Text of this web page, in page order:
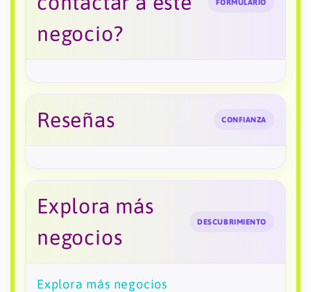
negocio?
FORMULARIO
Reseñas CONFIANZA
Explora más
negocios
DESCUBRIMIENTO
Explora más negocios